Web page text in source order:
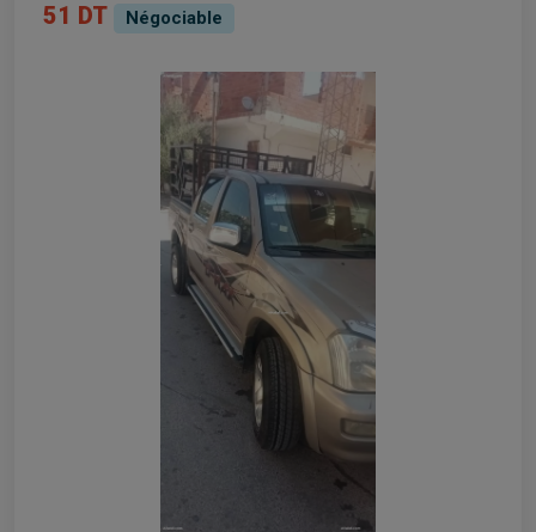
51 DT Négociable